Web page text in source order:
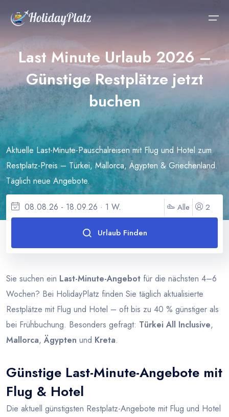
Last Minute
Last-Minute Bulgarien
Last-Minute Türkei
Last-Minute Spanien
Last-Minute Griechenland
Last-Minute Ägypten
Last-Minute Kanaren
Last-Minute Mallorca
Beliebte Reiseziele
Ägypten
Dominikanische Republik
Bulgarien
Mallorca
Kanarische Inseln
Kreta
Malediven
Urlaub
Schnäppchen
Reisekalender
Pauschalreisen
Last-Minute
All-Inclusive
Kreuzfahrten
Rundreisen
Last Minute Urlaub 2026 –
Günstige Restplätze jetzt
buchen
Aktuelle Last-Minute-Pauschalreisen mit Flug und Hotel zum
Restplatz-Preis – Türkei, Mallorca, Ägypten & Griechenland.
Täglich neue Angebote.
08.08.26 - 18.09.26 · 1 W. Alle 2
Urlaub Finden
Sie suchen ein Last-Minute-Angebot für die nächsten 4–6
Wochen? Bei HolidayPlatz finden Sie täglich aktualisierte
Restplätze mit Flug und Hotel – oft bis zu 40 % günstiger als
bei Frühbuchung. Besonders gefragt: Türkei All Inclusive,
Mallorca, Ägypten und Kreta.
Günstige Last-Minute-Angebote mit
Flug & Hotel
Die aktuell günstigsten Restplatz-Angebote mit Flug und Hotel